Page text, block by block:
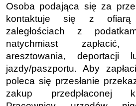
Osoba podająca się za
kontaktuje się z
zaległościach z
natychmiast
aresztowania, deportacji
jazdy/paszportu. Aby
poleca się przesłanie
zakup przedpłaconej